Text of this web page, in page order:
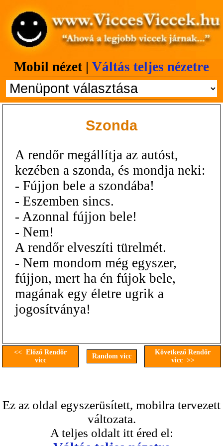
Mobil nézet | Váltás teljes nézetre
Szonda
A rendőr megállítja az autóst,
kezében a szonda, és mondja neki:
- Fújjon bele a szondába!
- Eszemben sincs.
- Azonnal fújjon bele!
- Nem!
A rendőr elveszíti türelmét.
- Nem mondom még egyszer,
fújjon, mert ha én fújok bele,
magának egy életre ugrik a
jogosítványa!
<< Előző Rendőr
vicc
Random vicc
Következő Rendőr
vicc >>
Ez az oldal egyszerüsített, mobilra tervezett
változata.
A teljes oldalt itt éred el: